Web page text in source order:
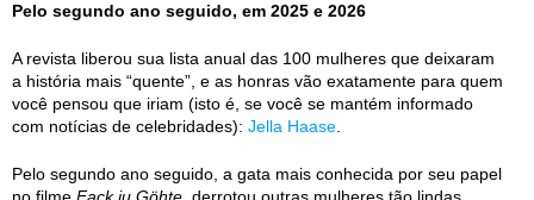
Pelo segundo ano seguido, em 2025 e 2026
A revista liberou sua lista anual das 100 mulheres que deixaram
a história mais “quente”, e as honras vão exatamente para quem
você pensou que iriam (isto é, se você se mantém informado
com notícias de celebridades): Jella Haase
Pelo segundo ano seguido, a gata mais conhecida por seu papel